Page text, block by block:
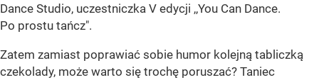
Dance Studio, uczestniczka V edycji ,,You Can Dance.
Po prostu tańcz".
Zatem zamiast poprawiać sobie humor kolejną tabliczką
czekolady, może warto się trochę poruszać? Taniec